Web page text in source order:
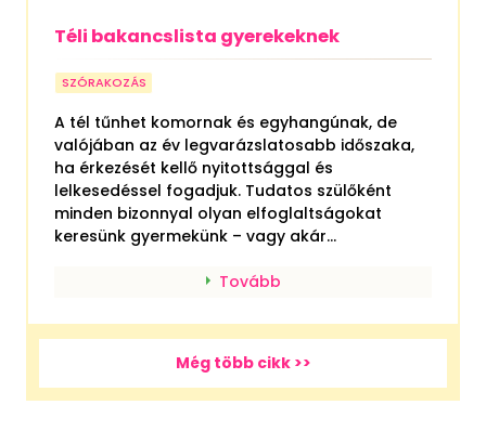
Téli bakancslista gyerekeknek
SZÓRAKOZÁS
A tél tűnhet komornak és egyhangúnak, de
valójában az év legvarázslatosabb időszaka,
ha érkezését kellő nyitottsággal és
lelkesedéssel fogadjuk. Tudatos szülőként
minden bizonnyal olyan elfoglaltságokat
keresünk gyermekünk – vagy akár...
Tovább
Még több cikk >>